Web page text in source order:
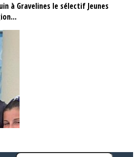
à Gravelines le sélectif Jeunes